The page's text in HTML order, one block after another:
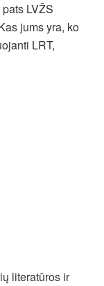
LVŽS
jums yra, ko
LRT,
literatūros ir